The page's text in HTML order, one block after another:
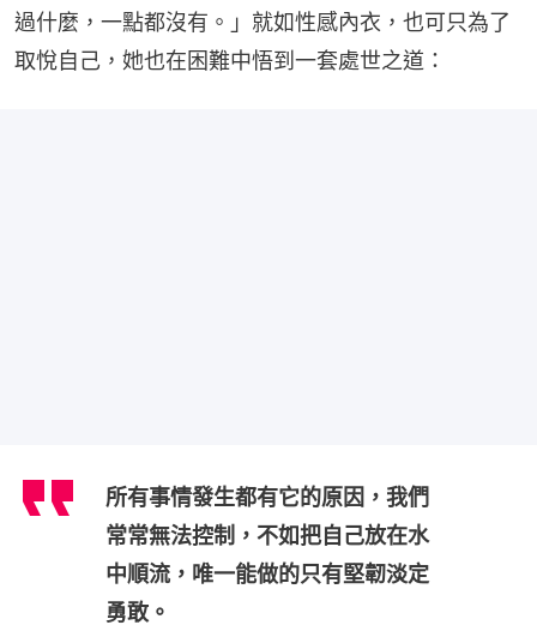
過什麼，一點都沒有。」就如性感內衣，也可只為了
取悅自己，她也在困難中悟到一套處世之道：
所有事情發生都有它的原因，我們
常常無法控制，不如把自己放在水
中順流，唯一能做的只有堅韌淡定
勇敢。